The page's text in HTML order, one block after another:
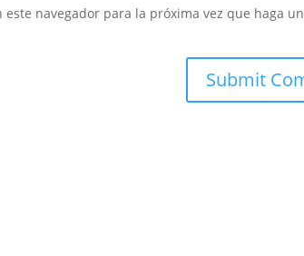
navegador para la próxima vez que haga un